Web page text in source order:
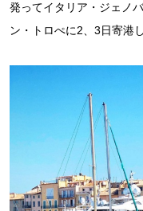
発ってイタリア・ジェノ
ン・トロぺに2、3日寄港